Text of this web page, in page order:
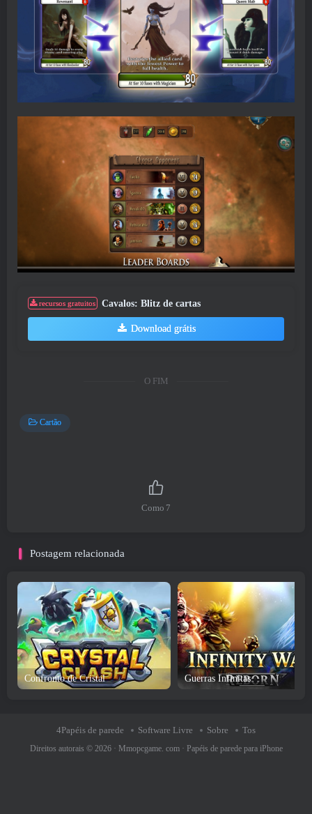
recursos gratuitos Cavalos: Blitz de cartas
Download grátis
O FIM
Cartão
Como 7
Postagem relacionada
Confronto de Cristal Guerras Infinitas
4Papéis de parede Software Livre Sobre Tos
Direitos autorais © 2026 · Mmopcgame. com· Papéis de parede para iPhone